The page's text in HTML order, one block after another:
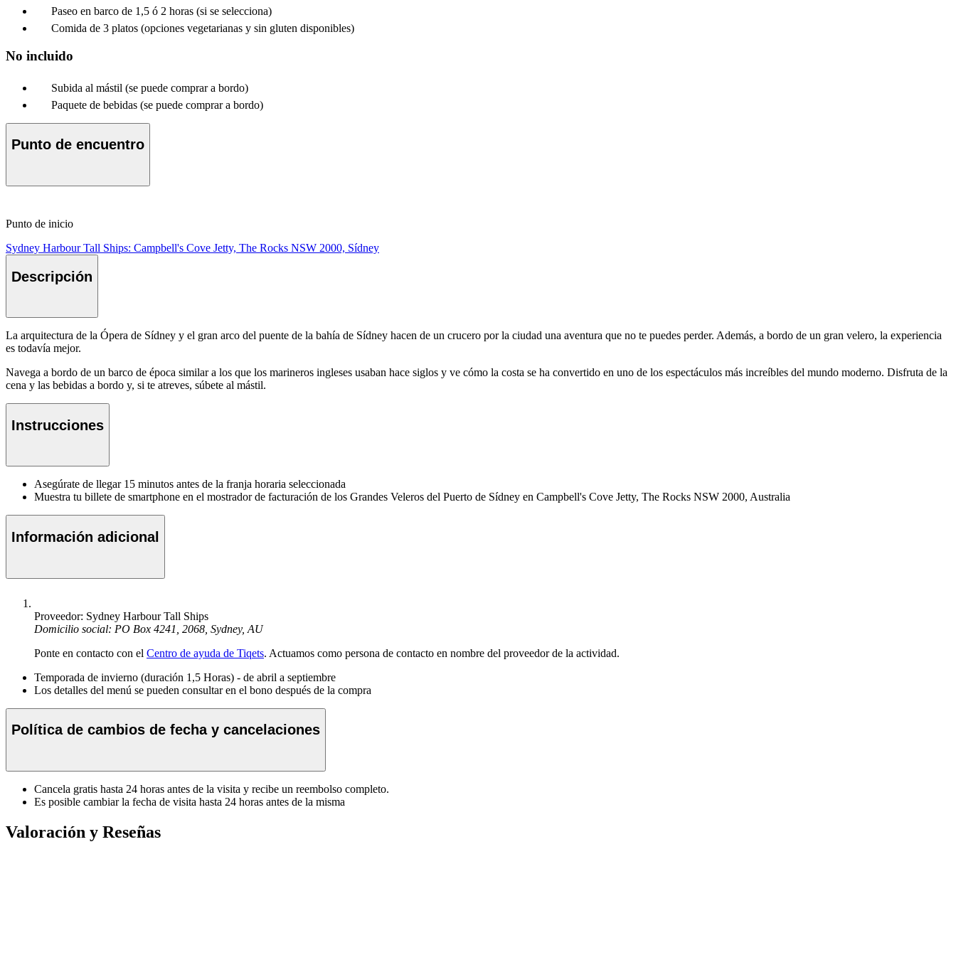
Paseo en barco de 1,5 ó 2 horas (si se selecciona)
Comida de 3 platos (opciones vegetarianas y sin gluten disponibles)
No incluido
Subida al mástil (se puede comprar a bordo)
Paquete de bebidas (se puede comprar a bordo)
Punto de encuentro
Punto de inicio
Sydney Harbour Tall Ships: Campbell's Cove Jetty, The Rocks NSW 2000, Sídney
Descripción
La arquitectura de la Ópera de Sídney y el gran arco del puente de la bahía de Sídney hacen de un crucero por la ciudad una aventura que no te puedes perder. Además, a bordo de un gran velero, la experiencia
es todavía mejor.
Navega a bordo de un barco de época similar a los que los marineros ingleses usaban hace siglos y ve cómo la costa se ha convertido en uno de los espectáculos más increíbles del mundo moderno. Disfruta de la
cena y las bebidas a bordo y, si te atreves, súbete al mástil.
Instrucciones
Asegúrate de llegar 15 minutos antes de la franja horaria seleccionada
Muestra tu billete de smartphone en el mostrador de facturación de los Grandes Veleros del Puerto de Sídney en Campbell's Cove Jetty, The Rocks NSW 2000, Australia
Información adicional
Proveedor: Sydney Harbour Tall Ships
Domicilio social: PO Box 4241, 2068, Sydney, AU
Ponte en contacto con el Centro de ayuda de Tiqets. Actuamos como persona de contacto en nombre del proveedor de la actividad.
Temporada de invierno (duración 1,5 Horas) - de abril a septiembre
Los detalles del menú se pueden consultar en el bono después de la compra
Política de cambios de fecha y cancelaciones
Cancela gratis hasta 24 horas antes de la visita y recibe un reembolso completo.
Es posible cambiar la fecha de visita hasta 24 horas antes de la misma
Valoración y Reseñas